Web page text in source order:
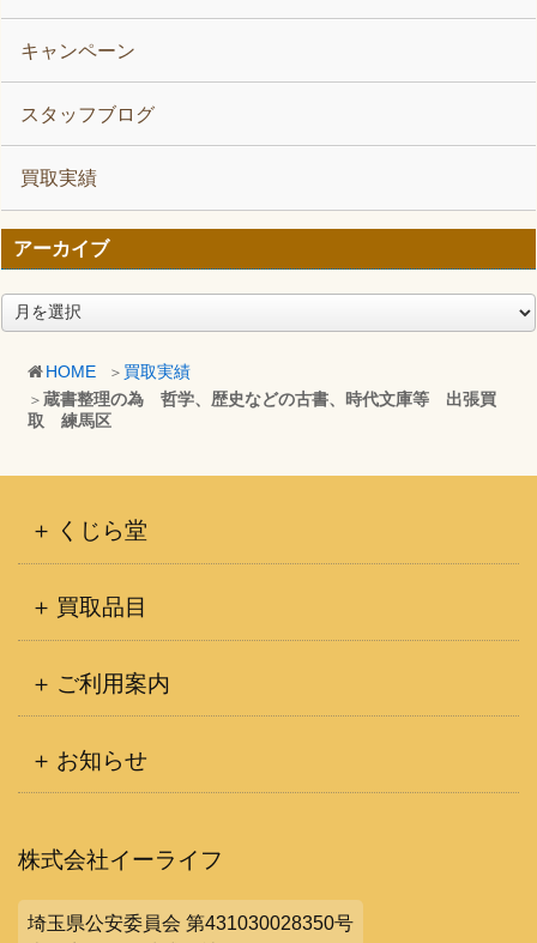
HOME
買取実績
蔵書整理の為 哲学、歴史などの古書、時代文庫等 出張買
取 練馬区
キャンペーン
スタッフブログ
買取実績
アーカイブ
ア
ー
くじら堂
買取品目
ご利用案内
お知らせ
株式会社イーライフ
埼玉県公安委員会 第431030028350号